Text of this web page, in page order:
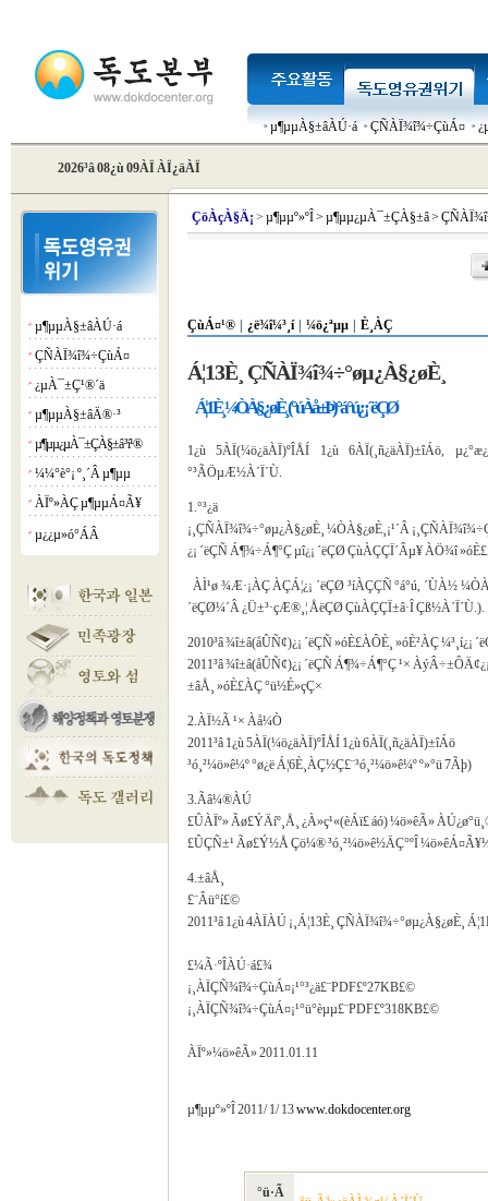
µ¶µµÀ§±âÀÚ·á ÇÑÀÏ¾î¾÷ÇùÁ¤
2026³â 08¿ù 09ÀÏ ÀÏ¿äÀÏ
¡á µ¶µµÀ§±âÀÚ·á
¡á ÇÑÀÏ¾î¾÷ÇùÁ¤
¡á ¿µÀ¯±Ç¹®´ä
¡á µ¶µµÀ§±âÄ®·³
¡á µ¶µµ¿µÀ¯±ÇÀ§±â ³í¹®
¡á ¼¼°è°¡ º¸´Â µ¶µµ
¡á ÀÏº»ÀÇ µ¶µµÁ¤Ã¥
¡á µ¿¿µ»ó°­ÁÂ
ÇöÀçÀ§Ä¡ > µ¶µµº»ºÎ> µ¶µµ¿µÀ¯±ÇÀ§±â>
ÇùÁ¤¹®| ¿ë¾î¼³¸í| ¼ö¿ªµµ| È¸ÀÇ
Á¦13È¸ ÇÑÀÏ¾î¾÷°øµ¿À§¿øÈ¸
Á¦1È¸ ¼ÒÀ§¿øÈ¸ (°úÀå±Þ)°á°ú¿¡ ´ëÇØ
1¿ù 5ÀÏ(¼ö¿äÀÏ)ºÎÅÍ 1¿ù 6ÀÏ(¸ñ¿äÀÏ)±îÁö,
°³ÃÖµÆ½À´Ï´Ù.
1.°³¿ä
¡¸ÇÑÀÏ¾î¾÷°øµ¿À§¿øÈ¸ ¼ÒÀ§¿øÈ¸¡¹´Â
¿¡ ´ëÇÑ Á¶¾÷Á¶°Ç µî¿¡ ´ëÇØ ÇùÀÇÇÏ´Âµ¥ ÀÖ¾î
ÀÌ¹ø ¾Æ·¡ÀÇ ÀÇÁ¦¿¡ ´ëÇØ ³íÀÇÇÑ °á°ú, ´ÙÀ½
´ëÇØ¼­´Â ¿Ü±³·çÆ®¸¦ ÅëÇØ ÇùÀÇÇÏ±â·Î Çß½À´Ï´Ù.).
2010³â ¾î±â(åÛÑ¢)¿¡ ´ëÇÑ »óÈ£ÀÔÈ¸ »óÈ²ÀÇ ¼³¸í¿¡
2011³â ¾î±â(åÛÑ¢)¿¡ ´ëÇÑ Á¶¾÷Á¶°Ç ¹×
±âÅ¸ »óÈ£ÀÇ °ü½É»çÇ×
2.ÀÏ½Ã ¹× Àå¼Ò
2011³â 1¿ù 5ÀÏ(¼ö¿äÀÏ)ºÎÅÍ 1¿ù 6ÀÏ(¸ñ¿äÀÏ)±îÁö
³ó¸²¼ö»ê¼º °ø¿ë Á¦6È¸ÀÇ½Ç£¨³ó¸²¼ö»ê¼º º»°ü 7Ãþ)
3.Ãâ¼®ÀÚ
£ÛÀÏº» Ãø£ÝÄíº¸Å¸ ¿À»ç¹«(èÁï£ áó) ¼ö»êÃ»
£ÛÇÑ±¹ Ãø£Ý½Å Çö¼® ³ó¸²¼ö»ê½ÄÇ°ºÎ
4.±âÅ¸
£¨Âü°í£©
2011³â 1¿ù 4ÀÏÀÚ ¡¸Á¦13È¸ ÇÑÀÏ¾î¾÷°øµ¿À§¿øÈ¸
£¼Ã·ºÎÀÚ·á£¾
¡¸ÀÏÇÑ¾î¾÷ÇùÁ¤¡¹°³¿ä£¨PDF£º27KB£©
¡¸ÀÏÇÑ¾î¾÷ÇùÁ¤¡¹°ü°èµµ£¨PDF£º318KB£©
ÀÏº»¼ö»êÃ» 2011.01.11
µ¶µµº»ºÎ 2011/ 1/ 13www.dokdocenter.org
°ü·Ã